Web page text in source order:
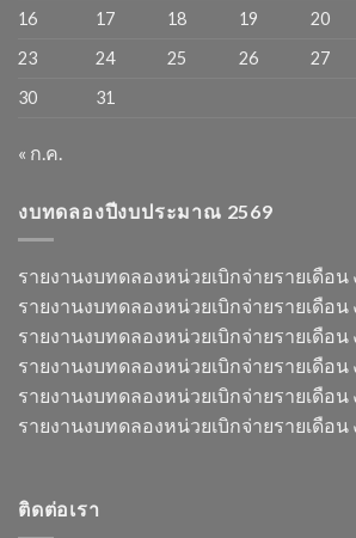
16
17 18 19 20
23
24 25 26 27
30
31
« ก.ค.
งบทดลองปีงบประมาณ 2569
รายงานงบทดลองหน่วยเบิกจ่ายรายเดือน
รายงานงบทดลองหน่วยเบิกจ่ายรายเดือน
รายงานงบทดลองหน่วยเบิกจ่ายรายเดือน
รายงานงบทดลองหน่วยเบิกจ่ายรายเดือน
รายงานงบทดลองหน่วยเบิกจ่ายรายเดือน
รายงานงบทดลองหน่วยเบิกจ่ายรายเดือน
ติดต่อเรา